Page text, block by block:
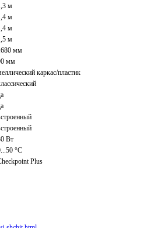
м
м
м
м
мм
мм
каркас/пластик
Вт
°С
Plus